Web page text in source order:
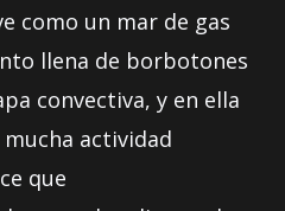
como un mar de gas
llena de borbotones
convectiva, y en ella
actividad
que